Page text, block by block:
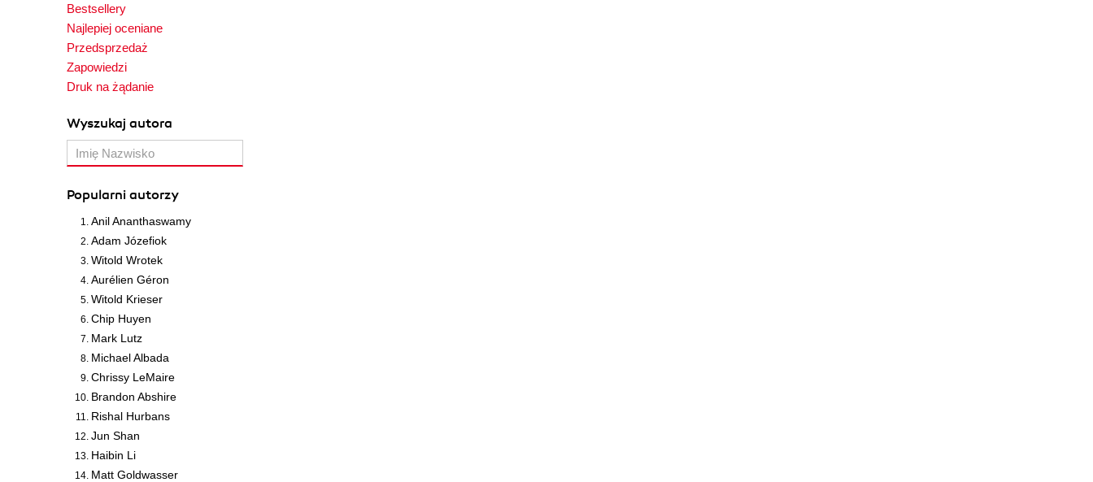
Bestsellery
Najlepiej oceniane
Przedsprzedaż
Zapowiedzi
Druk na żądanie
Wyszukaj autora
Popularni autorzy
Anil Ananthaswamy
Adam Józefiok
Witold Wrotek
Aurélien Géron
Witold Krieser
Chip Huyen
Mark Lutz
Michael Albada
Chrissy LeMaire
Brandon Abshire
Rishal Hurbans
Jun Shan
Haibin Li
Matt Goldwasser